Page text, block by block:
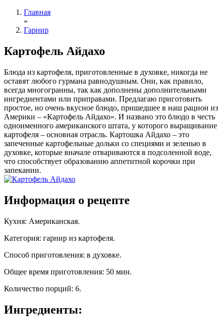
Главная
»
Гарнир
Картофель Айдахо
Блюда из картофеля, приготовленные в духовке, никогда не
оставят любого гурмана равнодушным. Они, как правило,
всегда многогранны, так как дополнены дополнительными
ингредиентами или приправами. Предлагаю приготовить
простое, но очень вкусное блюдо, пришедшее в наш рацион из
Америки – «Картофель Айдахо». И названо это блюдо в честь
одноименного американского штата, у которого выращивание
картофеля – основная отрасль. Картошка Айдахо – это
запеченные картофельные дольки со специями и зеленью в
духовке, которые вначале отвариваются в подсоленной воде,
что способствует образованию аппетитной корочки при
запекании.
Информация о рецепте
Кухня: Американская.
Категория: гарнир из картофеля.
Способ приготовления: в духовке.
Общее время приготовления: 50 мин.
Количество порций: 6.
Ингредиенты: